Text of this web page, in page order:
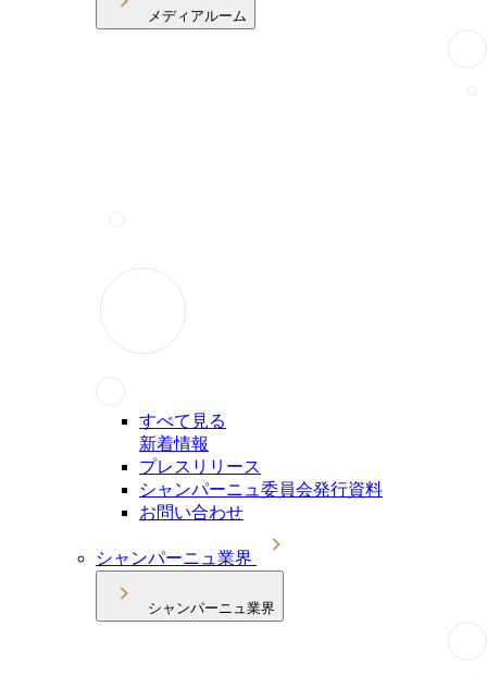
メディアルーム
すべて見る
新着情報
プレスリリース
シャンパーニュ委員会発行資料
お問い合わせ
シャンパーニュ業界
シャンパーニュ業界